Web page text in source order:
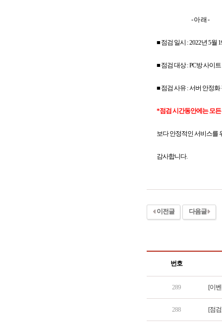
- 아 래 -
■ 점검 일시 : 2022년 5월
■ 점검 대상 : PC방 사이
■ 점검 사유 : 서버 안정화
*점검 시간동안에는 모든
보다 안정적인 서비스를
감사합니다.
이전글 다음글
번호
289 [이
288 [점